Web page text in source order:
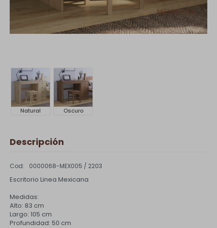
Natural Oscuro
Descripción
0000068-MEX005 / 2203
Escritorio Linea Mexicana
Medidas:
Alto: 83 cm
Largo: 105 cm
Profundidad: 50 cm